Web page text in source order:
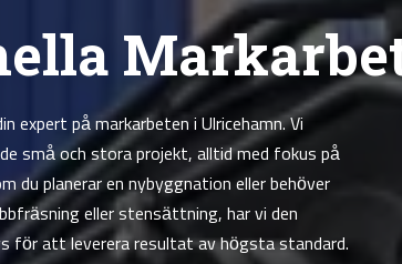
expert på markarbeten i Ulricehamn. Vi
små och stora projekt, alltid med fokus på
du planerar en nybyggnation eller behöver
eller stensättning, har vi den
för att leverera resultat av högsta standard.